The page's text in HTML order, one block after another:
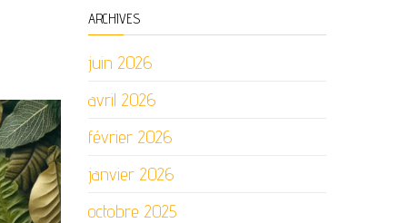
ARCHIVES
juin 2026
avril 2026
février 2026
janvier 2026
octobre 2025